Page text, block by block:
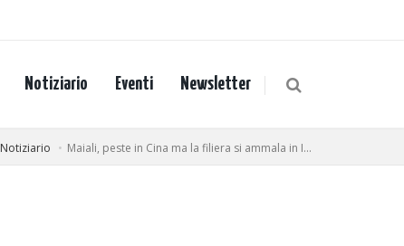
Notiziario Eventi Newsletter
Notiziario Maiali, peste in Cina ma la filiera si ammala in I...